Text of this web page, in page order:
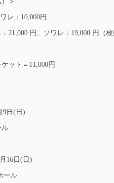
レ：10,000円
21,000 円、ソワレ：19,000 円（
ット＝11,000円
9日(日)
ル
16日(日)
ール